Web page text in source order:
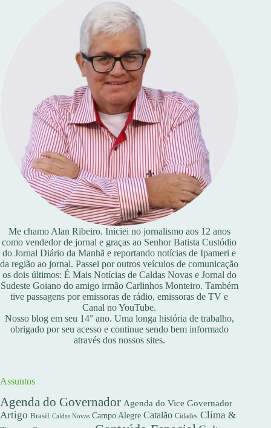
Me chamo Alan Ribeiro. Iniciei no jornalismo aos 12 anos
como vendedor de jornal e graças ao Senhor Batista Custódio
do Jornal Diário da Manhã e reportando notícias de Ipameri e
da região ao jornal. Passei por outros veículos de comunicação
os dois últimos: É Mais Notícias de Caldas Novas e Jornal do
Sudeste Goiano do amigo irmão Carlinhos Monteiro. Também
tive passagens por emissoras de rádio, emissoras de TV e
Canal no YouTube.
Nosso blog em seu 14° ano. Uma longa história de trabalho,
obrigado por seu acesso e continue sendo bem informado
através dos nossos sites.
Assuntos
Agenda do Governador Agenda do Vice Governador
Artigo Brasil Caldas Novas Campo Alegre Catalão Cidades Clima &